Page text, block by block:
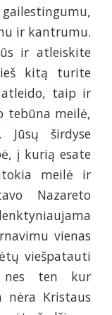
ir kantrumu.
ir atleiskite
kitą turite
atleido, taip ir
tebūna meilė,
širdyse
į kurią esate
meilė ir
Nazareto
vienas
viešpatauti
nes ten kur
nėra Kristaus